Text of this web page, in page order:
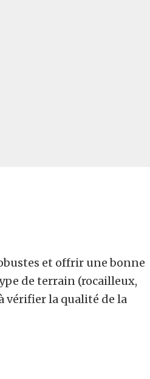
et offrir une bonne
de terrain (rocailleux,
vérifier la qualité de la